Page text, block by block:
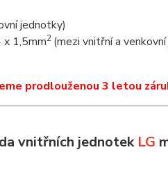
jednotky)
x 1,5mm2 (mezi vnitřní a
prodlouženou 3 letou
vnitřních jednotek LG